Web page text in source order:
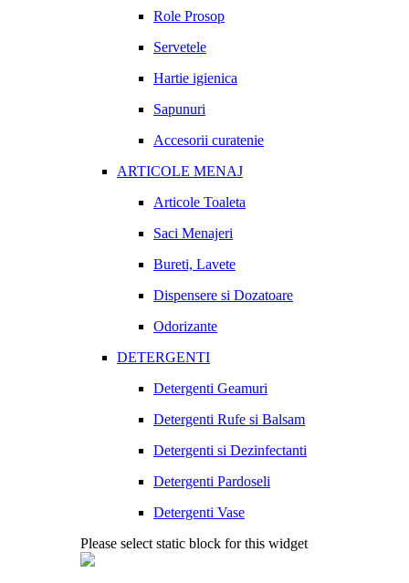
Role Prosop
Servetele
Hartie igienica
Sapunuri
Accesorii curatenie
ARTICOLE MENAJ
Articole Toaleta
Saci Menajeri
Bureti, Lavete
Dispensere si Dozatoare
Odorizante
DETERGENTI
Detergenti Geamuri
Detergenti Rufe si Balsam
Detergenti si Dezinfectanti
Detergenti Pardoseli
Detergenti Vase
Please select static block for this widget